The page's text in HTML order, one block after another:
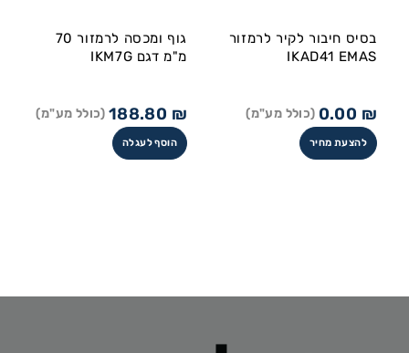
בסיס חיבור לקיר לרמזור
IKAD41 EMAS
0.00 ₪ (כולל מע"מ)
להצעת מחיר
גוף ומכסה לרמזור 70
מ"מ דגם IKM7G
188.80 ₪ (כולל מע"מ)
הוסף לעגלה